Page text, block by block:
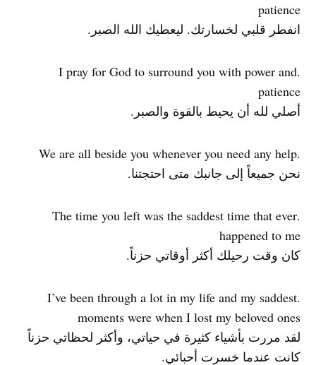
patience
انفطر قلبي لخسارتك. ليعطيك الله الصبر.
.I pray for God to surround you with power and
patience
أصلي لله أن يحيط بالقوة والصبر.
.We are all beside you whenever you need any help
نحن جميعاً إلى جانبك متى احتجتنا.
.The time you left was the saddest time that ever
happened to me
كان وقت رحيلك أكثر أوقاتي حزناً.
.I’ve been through a lot in my life and my saddest
moments were when I lost my beloved ones
لقد مررت بأشياء كثيرة في حياتي، وأكثر لحظاتي حزناً
كانت عندما خسرت أحبائي.